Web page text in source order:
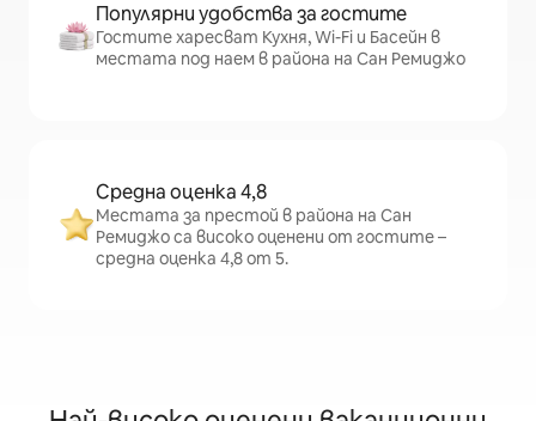
Популярни удобства за гостите
Гостите харесват Кухня, Wi-Fi и Басейн в
местата под наем в района на Сан Ремиджо
Средна оценка 4,8
Местата за престой в района на Сан
Ремиджо са високо оценени от гостите –
средна оценка 4,8 от 5.